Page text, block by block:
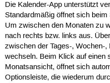
Die Kalender-App unterstützt
Standardmäßig öffnet sich
Um zwischen den Monaten zu
nach rechts bzw. links aus.
zwischen der Tages-, Wochen-
wechseln. Beim Klick auf einen
Monatsansicht, öffnet sich
Optionsleiste, die wiederum